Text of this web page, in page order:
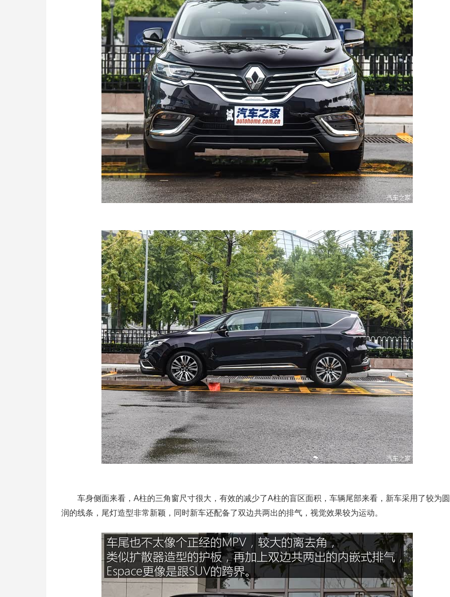
车身侧面来看，A柱的三角窗尺寸很大，有效的减少了A柱的盲区面积，车辆尾部来看，新车采用了较为圆
润的线条，尾灯造型非常新颖，同时新车还配备了双边共两出的排气，视觉效果较为运动。